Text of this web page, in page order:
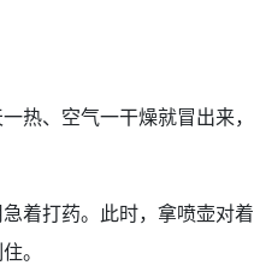
热、空气一干燥就冒出来
着打药。此时，拿喷壶对
。